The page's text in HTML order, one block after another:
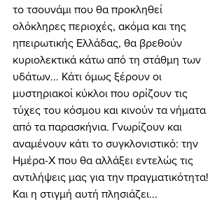
το τσουνάμι που θα προκληθεί
ολόκληρες περιοχές, ακόμα και της
ηπειρωτικής Ελλάδας, θα βρεθούν
κυριολεκτικά κάτω από τη στάθμη των
υδάτων... Κάτι όμως ξέρουν οι
μυστηριακοί κύκλοι που ορίζουν τις
τύχες του κόσμου και κινούν τα νήματα
από τα παρασκήνια. Γνωρίζουν και
αναμένουν κάτι το συγκλονιστικό: την
Ημέρα-Χ που θα αλλάξει εντελώς τις
αντιλήψεις μας για την πραγματικότητα!
Και η στιγμή αυτή πλησιάζει...